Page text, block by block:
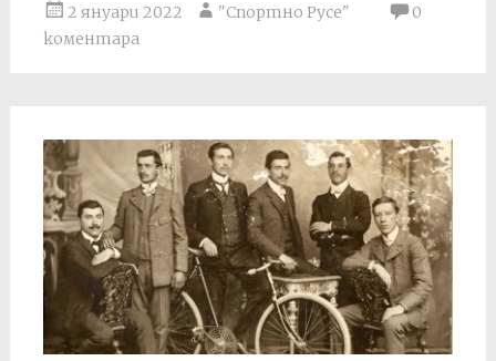
2 януари 2022 "Спортно Русе"
0
коментара